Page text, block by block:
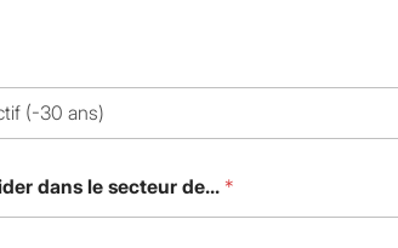
dans le secteur de... *